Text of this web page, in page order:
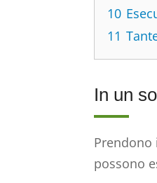
10
11
In un
possono